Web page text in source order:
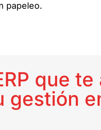
papeleo.
que
gestión